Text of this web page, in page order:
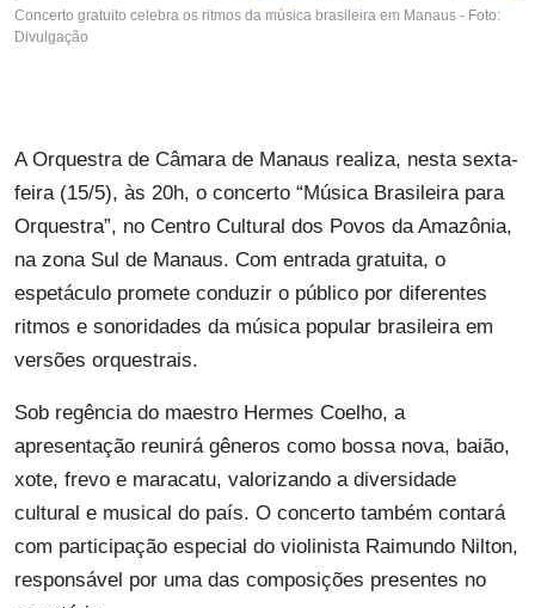
Concerto gratuito celebra os ritmos da música brasileira em Manaus - Foto:
Divulgação
A Orquestra de Câmara de Manaus realiza, nesta sexta-
feira (15/5), às 20h, o concerto “Música Brasileira para
Orquestra”, no Centro Cultural dos Povos da Amazônia,
na zona Sul de Manaus. Com entrada gratuita, o
espetáculo promete conduzir o público por diferentes
ritmos e sonoridades da música popular brasileira em
versões orquestrais.
Sob regência do maestro Hermes Coelho, a
apresentação reunirá gêneros como bossa nova, baião,
xote, frevo e maracatu, valorizando a diversidade
cultural e musical do país. O concerto também contará
com participação especial do violinista Raimundo Nilton,
responsável por uma das composições presentes no